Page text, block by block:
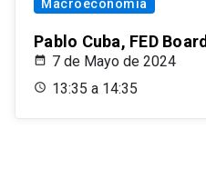
Macroeconomía
Pablo Cuba, FED Board
7 de Mayo de 2024
13:35 a 14:35